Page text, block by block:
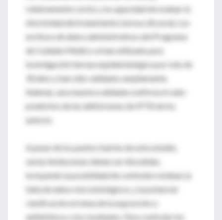
relativamente corto), y la capacidad de evaluar la
efectividad del tratamiento (versus eficacia). Los
archivos de datos administrativos del Programa
de Cuidado Médico se han utilizado para
investigación farmacoepidemiológica por más de
30 años y han sido validados ampliamente.
Además, una muestra validada confirma el valor
predictivo de las definiciones de IPTB de los
autores.
A pesar de los puntos fuertes de este estudio,
varias limitaciones deben ser discutidas,
incluyendo la posibilidad de confusión residual, la
falta de datos microbiológicos, y la potencial
clasificación errónea de la exposición a
antibióticos y los resultados. Para controlar los